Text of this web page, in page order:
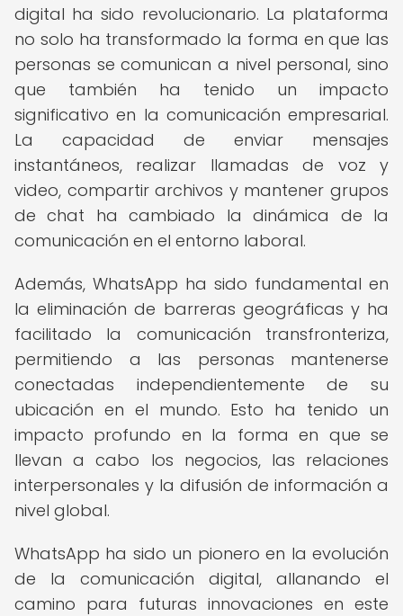
digital ha sido revolucionario. La plataforma
no solo ha transformado la forma en que las
personas se comunican a nivel personal, sino
que también ha tenido un impacto
significativo en la comunicación empresarial.
La capacidad de enviar mensajes
instantáneos, realizar llamadas de voz y
video, compartir archivos y mantener grupos
de chat ha cambiado la dinámica de la
comunicación en el entorno laboral.
Además, WhatsApp ha sido fundamental en
la eliminación de barreras geográficas y ha
facilitado la comunicación transfronteriza,
permitiendo a las personas mantenerse
conectadas independientemente de su
ubicación en el mundo. Esto ha tenido un
impacto profundo en la forma en que se
llevan a cabo los negocios, las relaciones
interpersonales y la difusión de información a
nivel global.
WhatsApp ha sido un pionero en la evolución
de la comunicación digital, allanando el
camino para futuras innovaciones en este